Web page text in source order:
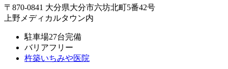
〒870-0841 大分県大分市六坊北町5番42号
上野メディカルタウン内
駐車場27台完備
バリアフリー
杵築いちみや医院